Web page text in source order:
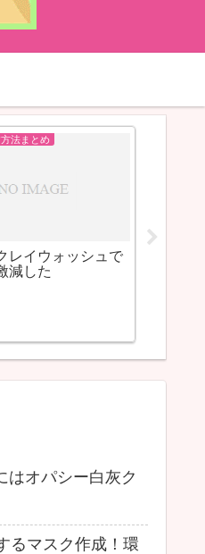
法まとめ
レイウォッシュで
減した
はオパシー白灰ク
るマスク作成！環